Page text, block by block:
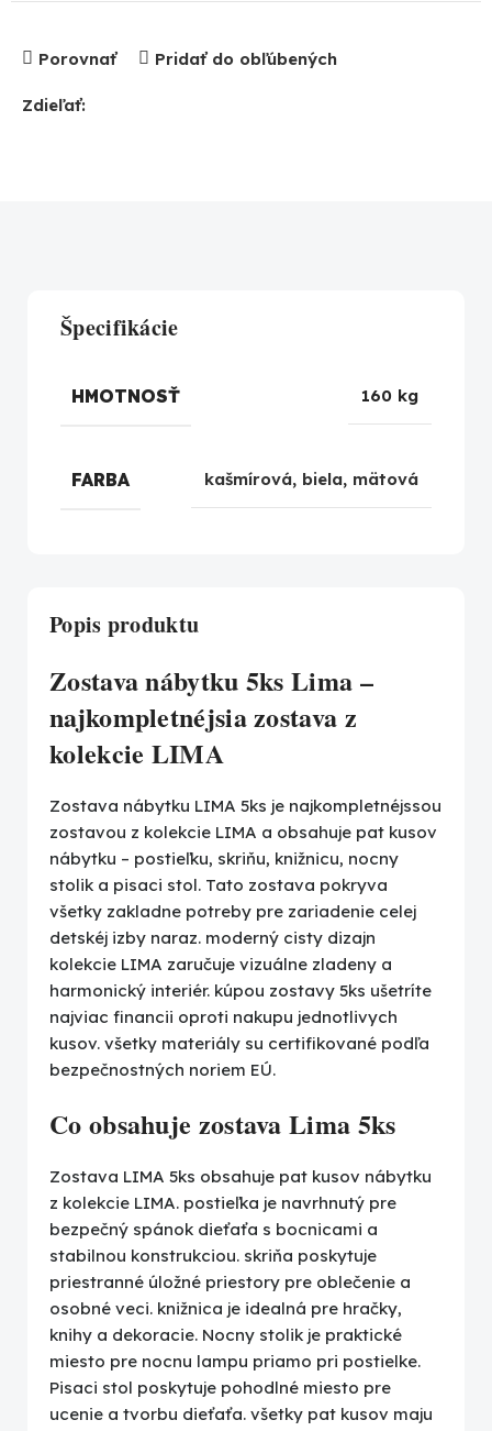
Porovnať Pridať do obľúbených
Zdieľať:
Popis produktu
Zostava nábytku 5ks Lima –
najkompletnéjsia zostava z
kolekcie LIMA
Zostava nábytku LIMA 5ks je najkompletnéjssou
zostavou z kolekcie LIMA a obsahuje pat kusov
nábytku – postieľku, skriňu, knižnicu, nocny
stolik a pisaci stol. Tato zostava pokryva
všetky zakladne potreby pre zariadenie celej
detskéj izby naraz. moderný cisty dizajn
kolekcie LIMA zaručuje vizuálne zladeny a
harmonický interiér. kúpou zostavy 5ks ušetríte
najviac financii oproti nakupu jednotlivych
kusov. všetky materiály su certifikované podľa
bezpečnostných noriem EÚ.
Co obsahuje zostava Lima 5ks
Zostava LIMA 5ks obsahuje pat kusov nábytku
z kolekcie LIMA. postieľka je navrhnutý pre
bezpečný spánok dieťaťa s bocnicami a
stabilnou konstrukciou. skriňa poskytuje
priestranné úložné priestory pre oblečenie a
osobné veci. knižnica je idealná pre hračky,
knihy a dekoracie. Nocny stolik je praktické
miesto pre nocnu lampu priamo pri postielke.
Pisaci stol poskytuje pohodlné miesto pre
ucenie a tvorbu dieťaťa. všetky pat kusov maju
Špecifikácie
HMOTNOSŤ 160 kg
FARBA kašmírová, biela, mätová